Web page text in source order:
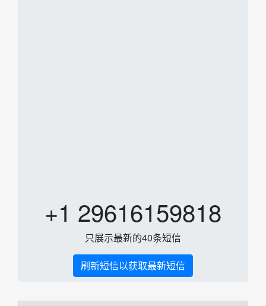
+1 29616159818
只展示最新的40条短信
刷新短信以获取最新短信